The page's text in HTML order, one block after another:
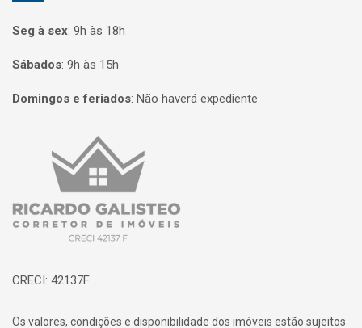
Seg à sex: 9h às 18h
Sábados: 9h às 15h
Domingos e feriados: Não haverá expediente
Página inicial
CRECI: 42137F
Os valores, condições e disponibilidade dos imóveis estão sujeitos